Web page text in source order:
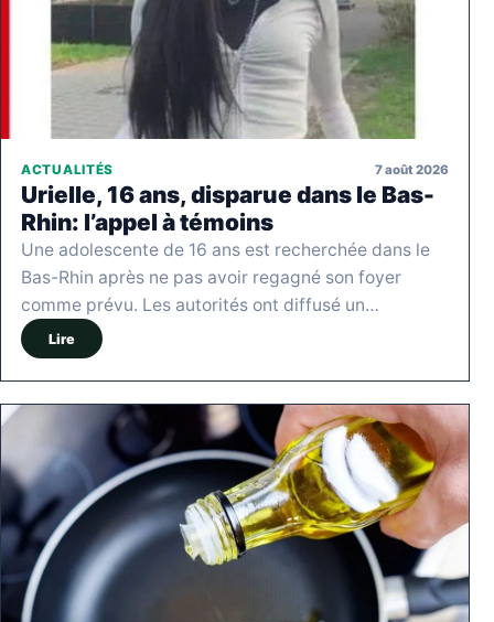
ACTUALITÉS 7 août 2026
Urielle, 16 ans, disparue dans le Bas-
Rhin: l’appel à témoins
Une adolescente de 16 ans est recherchée dans le
Bas-Rhin après ne pas avoir regagné son foyer
comme prévu. Les autorités ont diffusé un…
Lire